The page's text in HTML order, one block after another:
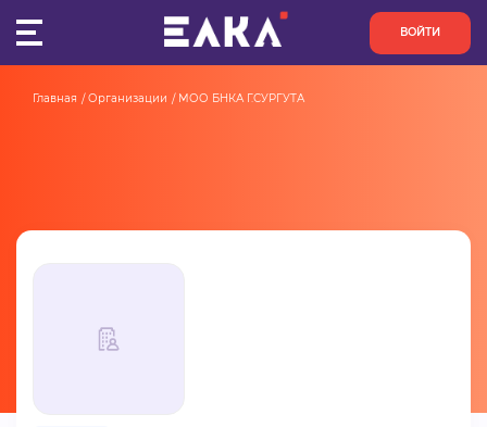
ВОЙТИ
ОРГАНИЗАЦИИ
ПРОЕКТЫ
Главная Организации МОО БНКА Г.СУРГУТА